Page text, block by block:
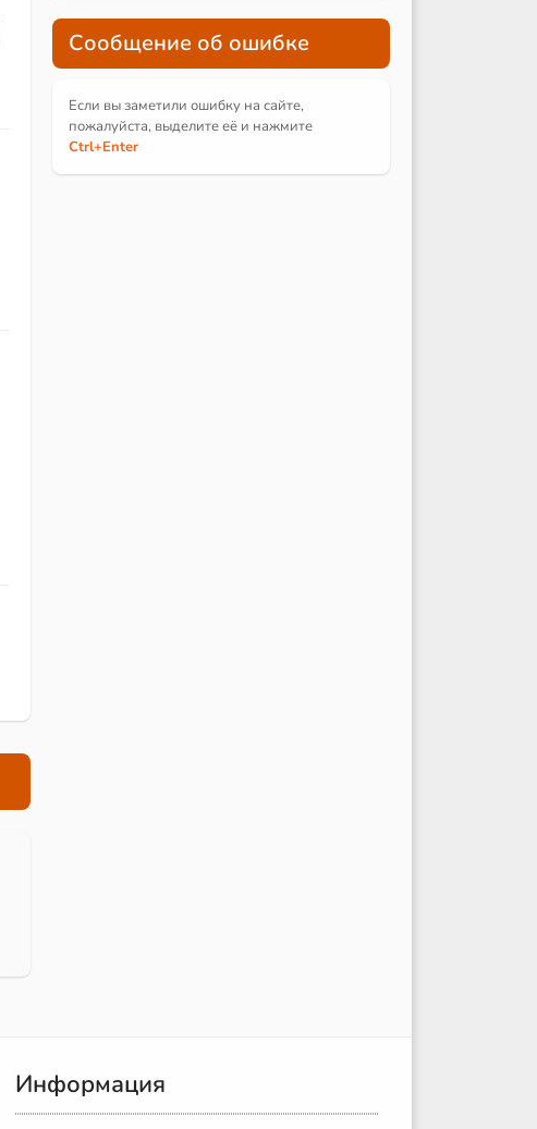
Сообщение об ошибке
Если вы заметили ошибку на сайте,
пожалуйста, выделите её и нажмите
Ctrl+Enter
Информация